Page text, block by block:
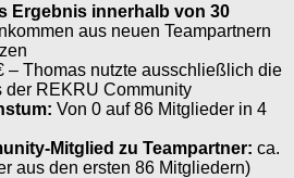
Ergebnis innerhalb von 30
aus neuen Teampartnern
– Thomas nutzte ausschließlich die
der REKRU Community
Von 0 auf 86 Mitglieder in 4
Mitglied zu Teampartner: ca.
aus den ersten 86 Mitgliedern)